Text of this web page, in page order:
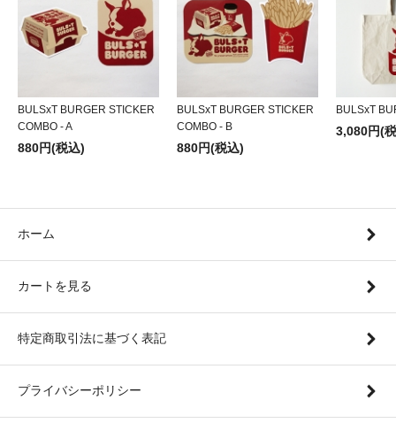
BULSxT BURGER STICKER
COMBO - A
880円(税込)
BULSxT BURGER STICKER
COMBO - B
880円(税込)
BULSxT
3,080円(
ホーム
カートを見る
特定商取引法に基づく表記
プライバシーポリシー